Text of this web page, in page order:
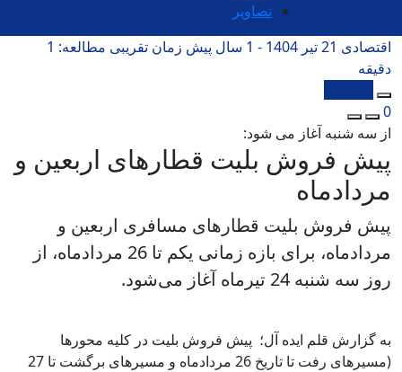
تصاویر
اقتصادی 21 تیر 1404 - 1 سال پیش
زمان تقریبی مطالعه: 1
دقیقه
0
از سه شنبه آغاز می شود:
پیش فروش بلیت‌ قطارهای اربعین و
مردادماه
پیش فروش بلیت‌ قطارهای مسافری اربعین و
مردادماه، برای بازه زمانی یکم تا 26 مردادماه، از
روز سه شنبه 24 تیرماه آغاز می‌شود.
به گزارش قلم ایده آل؛ پیش فروش بلیت در کلیه محورها
(مسیرهای رفت تا تاریخ 26 مردادماه و مسیرهای برگشت تا 27